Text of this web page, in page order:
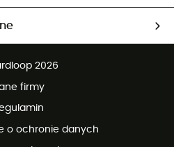
2026
firmy
o ochronie danych